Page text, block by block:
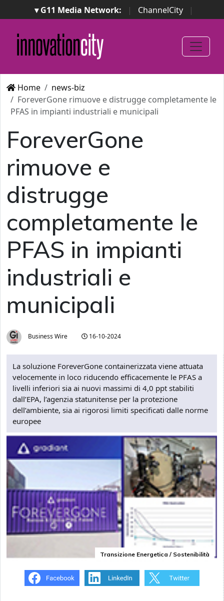
▾ G11 Media Network: | ChannelCity
|
ImpresaCity | SecurityOpenLab | Italian Channel
Awards
Italian Project Awards
Italian Security
Awards
Home
news-biz
ForeverGone rimuove e distrugge completamente le
PFAS in impianti industriali e municipali
ForeverGone
rimuove e
distrugge
completamente le
PFAS in impianti
industriali e
municipali
Business Wire 16-10-2024
La soluzione ForeverGone containerizzata viene attuata
velocemente in loco riducendo efficacemente le PFAS a
livelli inferiori sia ai nuovi massimi di 4,0 ppt stabiliti
dall’EPA, l’agenzia statunitense per la protezione
dell’ambiente, sia ai rigorosi limiti specificati dalle norme
europee
Transizione Energetica / Sostenibilità